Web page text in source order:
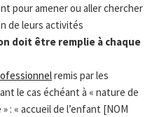
pour amener ou aller chercher
de leurs activités
doit être remplie à chaque
remis par les
le cas échéant à « nature de
: « accueil de l’enfant [NOM